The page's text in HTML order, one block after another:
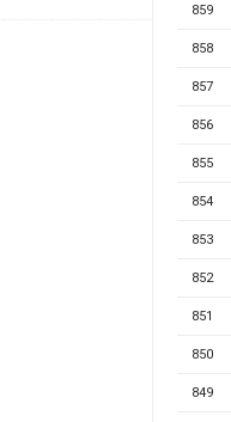
859
858
857
856
855
854
853
852
851
850
849